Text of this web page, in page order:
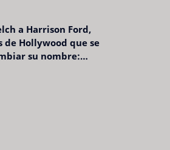
a Harrison Ford,
de Hollywood que se
su nombre: